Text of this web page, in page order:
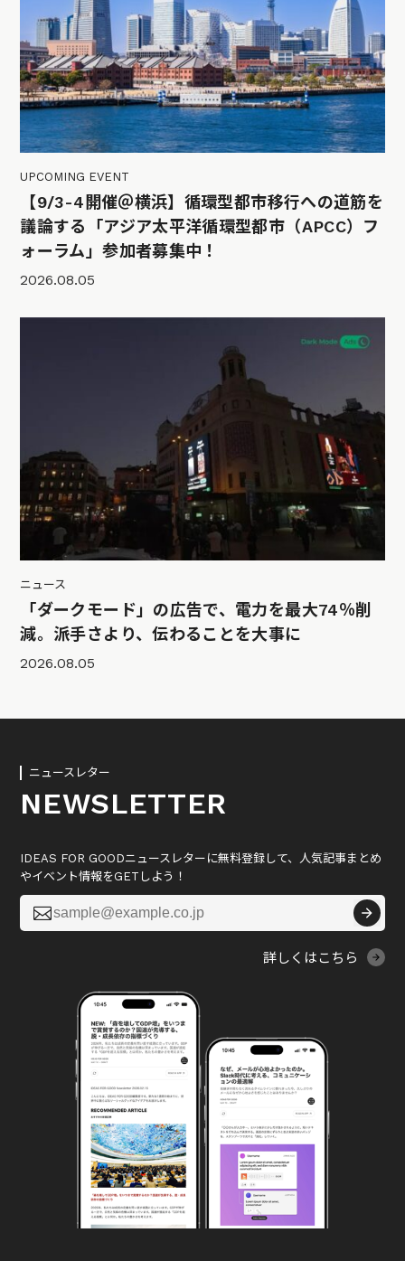
UPCOMING EVENT
【9/3-4開催＠横浜】循環型都市移行への道筋を
議論する「アジア太平洋循環型都市（APCC）フ
ォーラム」参加者募集中！
2026.08.05
ニュース
「ダークモード」の広告で、電力を最大74％削
減。派手さより、伝わることを大事に
2026.08.05
ニュースレター
NEWSLETTER
IDEAS FOR GOODニュースレターに無料登録して、人気記事まとめ
やイベント情報をGETしよう！

詳しくはこちら